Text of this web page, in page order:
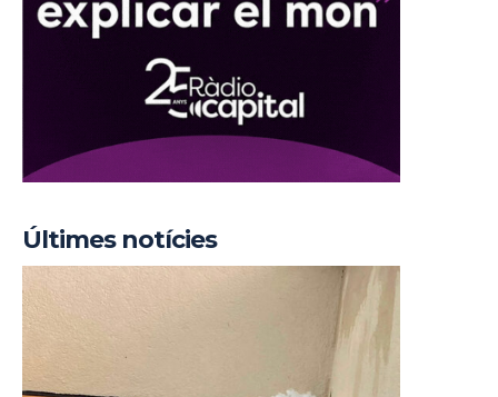
Últimes notícies